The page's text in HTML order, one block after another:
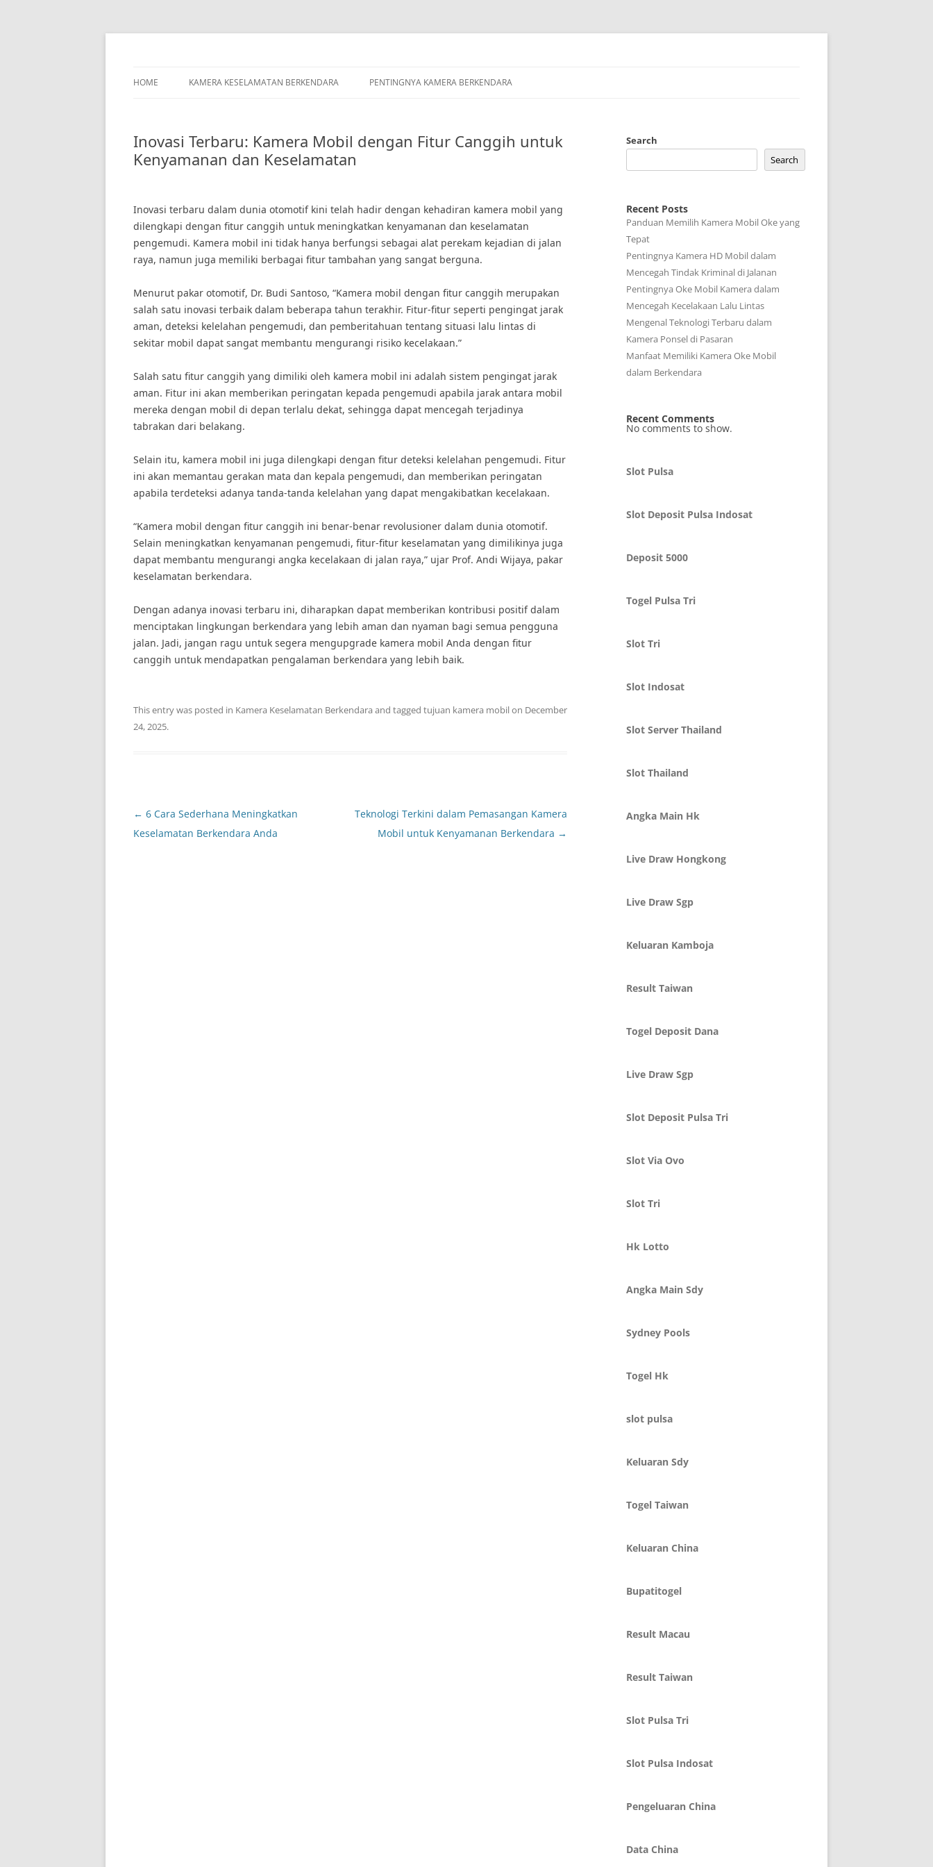
Skip
HOME KAMERA KESELAMATAN BERKENDARA PENTINGNYA KAMERA BERKENDARA
Inovasi Terbaru: Kamera Mobil dengan Fitur Canggih untuk
Kenyamanan dan Keselamatan
Inovasi terbaru dalam dunia otomotif kini telah hadir dengan kehadiran kamera mobil yang
dilengkapi dengan fitur canggih untuk meningkatkan kenyamanan dan keselamatan
pengemudi. Kamera mobil ini tidak hanya berfungsi sebagai alat perekam kejadian di jalan
raya, namun juga memiliki berbagai fitur tambahan yang sangat berguna.
Menurut pakar otomotif, Dr. Budi Santoso, “Kamera mobil dengan fitur canggih merupakan
salah satu inovasi terbaik dalam beberapa tahun terakhir. Fitur-fitur seperti pengingat jarak
aman, deteksi kelelahan pengemudi, dan pemberitahuan tentang situasi lalu lintas di
sekitar mobil dapat sangat membantu mengurangi risiko kecelakaan.”
Salah satu fitur canggih yang dimiliki oleh kamera mobil ini adalah sistem pengingat jarak
aman. Fitur ini akan memberikan peringatan kepada pengemudi apabila jarak antara mobil
mereka dengan mobil di depan terlalu dekat, sehingga dapat mencegah terjadinya
tabrakan dari belakang.
Selain itu, kamera mobil ini juga dilengkapi dengan fitur deteksi kelelahan pengemudi. Fitur
ini akan memantau gerakan mata dan kepala pengemudi, dan memberikan peringatan
apabila terdeteksi adanya tanda-tanda kelelahan yang dapat mengakibatkan kecelakaan.
“Kamera mobil dengan fitur canggih ini benar-benar revolusioner dalam dunia otomotif.
Selain meningkatkan kenyamanan pengemudi, fitur-fitur keselamatan yang dimilikinya juga
dapat membantu mengurangi angka kecelakaan di jalan raya,” ujar Prof. Andi Wijaya, pakar
keselamatan berkendara.
Dengan adanya inovasi terbaru ini, diharapkan dapat memberikan kontribusi positif dalam
menciptakan lingkungan berkendara yang lebih aman dan nyaman bagi semua pengguna
jalan. Jadi, jangan ragu untuk segera mengupgrade kamera mobil Anda dengan fitur
canggih untuk mendapatkan pengalaman berkendara yang lebih baik.
This entry was posted in Kamera Keselamatan Berkendara and tagged tujuan kamera mobilon December
24, 2025.
Post
navigation
← 6 Cara Sederhana Meningkatkan
Keselamatan Berkendara Anda
Teknologi Terkini dalam Pemasangan Kamera
Mobil untuk Kenyamanan Berkendara →
Search
Search
Recent Posts
Panduan Memilih Kamera Mobil Oke yang
Tepat
Pentingnya Kamera HD Mobil dalam
Mencegah Tindak Kriminal di Jalanan
Pentingnya Oke Mobil Kamera dalam
Mencegah Kecelakaan Lalu Lintas
Mengenal Teknologi Terbaru dalam
Kamera Ponsel di Pasaran
Manfaat Memiliki Kamera Oke Mobil
dalam Berkendara
Recent Comments
No comments to show.
Slot Pulsa
Slot Deposit Pulsa Indosat
Deposit 5000
Togel Pulsa Tri
Slot Tri
Slot Indosat
Slot Server Thailand
Slot Thailand
Angka Main Hk
Live Draw Hongkong
Live Draw Sgp
Keluaran Kamboja
Result Taiwan
Togel Deposit Dana
Live Draw Sgp
Slot Deposit Pulsa Tri
Slot Via Ovo
Slot Tri
Hk Lotto
Angka Main Sdy
Sydney Pools
Togel Hk
slot pulsa
Keluaran Sdy
Togel Taiwan
Keluaran China
Bupatitogel
Result Macau
Result Taiwan
Slot Pulsa Tri
Slot Pulsa Indosat
Pengeluaran China
Data China